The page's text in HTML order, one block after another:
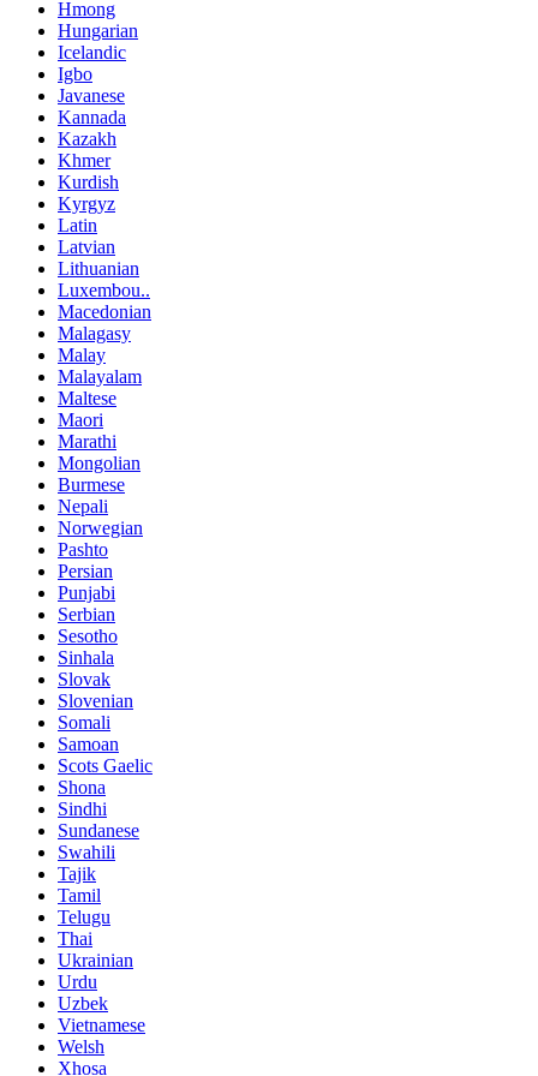
Hmong
Hungarian
Icelandic
Igbo
Javanese
Kannada
Kazakh
Khmer
Kurdish
Kyrgyz
Latin
Latvian
Lithuanian
Luxembou..
Macedonian
Malagasy
Malay
Malayalam
Maltese
Maori
Marathi
Mongolian
Burmese
Nepali
Norwegian
Pashto
Persian
Punjabi
Serbian
Sesotho
Sinhala
Slovak
Slovenian
Somali
Samoan
Scots Gaelic
Shona
Sindhi
Sundanese
Swahili
Tajik
Tamil
Telugu
Thai
Ukrainian
Urdu
Uzbek
Vietnamese
Welsh
Xhosa